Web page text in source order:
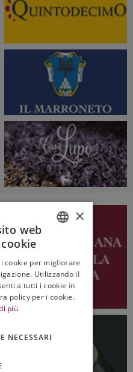
ENGLISH
×
web
cookie per migliorare
Utilizzando il
a tutti i cookie in
policy per i cookie.
più
NECESSARI